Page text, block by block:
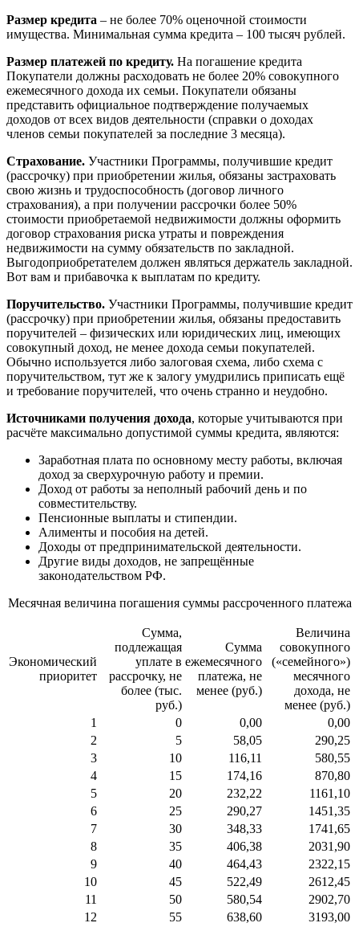
Размер кредита – не более 70% оценочной стоимости
имущества. Минимальная сумма кредита – 100 тысяч рублей.
Размер платежей по кредиту. На погашение кредита
Покупатели должны расходовать не более 20% совокупного
ежемесячного дохода их семьи. Покупатели обязаны
представить официальное подтверждение получаемых
доходов от всех видов деятельности (справки о доходах
членов семьи покупателей за последние 3 месяца).
Страхование. Участники Программы, получившие кредит
(рассрочку) при приобретении жилья, обязаны застраховать
свою жизнь и трудоспособность (договор личного
страхования), а при получении рассрочки более 50%
стоимости приобретаемой недвижимости должны оформить
договор страхования риска утраты и повреждения
недвижимости на сумму обязательств по закладной.
Выгодоприобретателем должен являться держатель закладной.
Вот вам и прибавочка к выплатам по кредиту.
Поручительство. Участники Программы, получившие кредит
(рассрочку) при приобретении жилья, обязаны предоставить
поручителей – физических или юридических лиц, имеющих
совокупный доход, не менее дохода семьи покупателей.
Обычно используется либо залоговая схема, либо схема с
поручительством, тут же к залогу умудрились приписать ещё
и требование поручителей, что очень странно и неудобно.
Источниками получения дохода, которые учитываются при
расчёте максимально допустимой суммы кредита, являются:
Заработная плата по основному месту работы, включая
доход за сверхурочную работу и премии.
Доход от работы за неполный рабочий день и по
совместительству.
Пенсионные выплаты и стипендии.
Алименты и пособия на детей.
Доходы от предпринимательской деятельности.
Другие виды доходов, не запрещённые
законодательством РФ.
Месячная величина погашения суммы рассроченного платежа
Экономический
приоритет
Сумма,
подлежащая
уплате в
рассрочку, не
более (тыс.
руб.)
Сумма
ежемесячного
платежа, не
менее (руб.)
Величина
совокупного
(«семейного»)
месячного
дохода, не
менее (руб.)
1
0 0,00
0,00
2
5 58,05
290,25
3
10 116,11
580,55
4
15 174,16
870,80
5
20 232,22
1161,10
6
25 290,27
1451,35
7
30 348,33
1741,65
8
35 406,38
2031,90
9
40 464,43
2322,15
10
45 522,49
2612,45
11
50 580,54
2902,70
12
55 638,60
3193,00